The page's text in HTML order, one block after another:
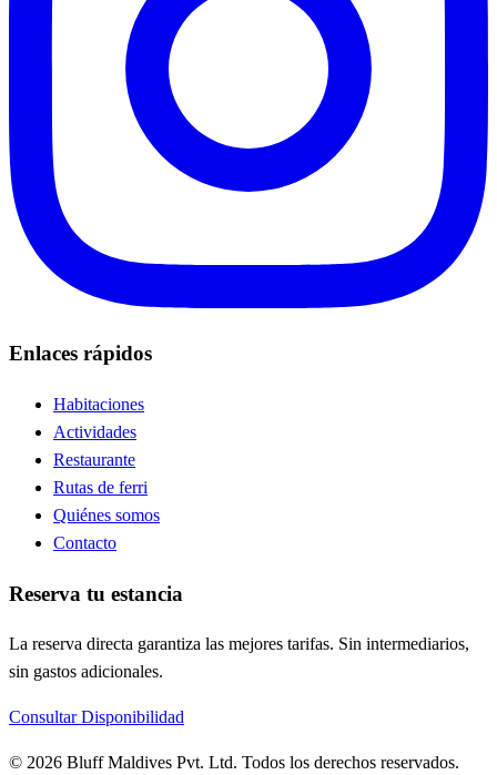
Enlaces rápidos
Habitaciones
Actividades
Restaurante
Rutas de ferri
Quiénes somos
Contacto
Reserva tu estancia
La reserva directa garantiza las mejores tarifas. Sin intermediarios,
sin gastos adicionales.
Consultar Disponibilidad
© 2026 Bluff Maldives Pvt. Ltd. Todos los derechos reservados.